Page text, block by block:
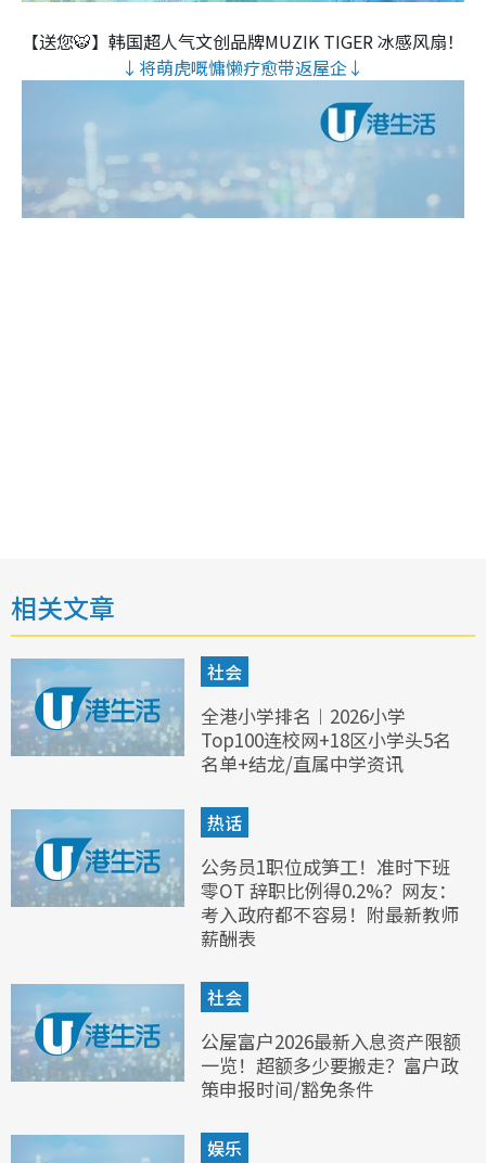
【送您🐯】韩国超人气文创品牌MUZIK TIGER 冰感风扇！
↓将萌虎嘅慵懒疗愈带返屋企↓
相关文章
社会
全港小学排名︱2026小学
Top100连校网+18区小学头5名
名单+结龙/直属中学资讯
热话
公务员1职位成笋工！准时下班
零OT 辞职比例得0.2%？网友：
考入政府都不容易！附最新教师
薪酬表
社会
公屋富户2026最新入息资产限额
一览！超额多少要搬走？富户政
策申报时间/豁免条件
娱乐